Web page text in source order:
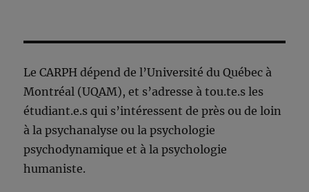
Le CARPH dépend de l’Université du Québec à
Montréal (UQAM), et s’adresse à tou.te.s les
étudiant.e.s qui s’intéressent de près ou de loin
à la psychanalyse ou la psychologie
psychodynamique et à la psychologie
humaniste.